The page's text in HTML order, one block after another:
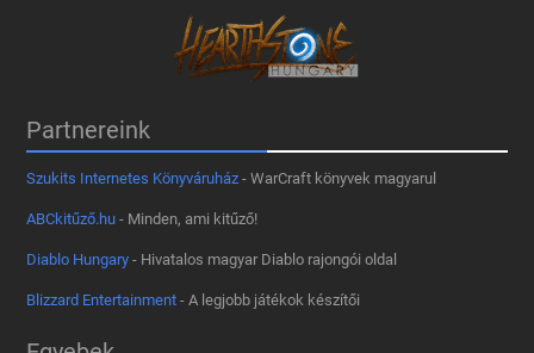
Partnereink
Szukits Internetes Könyváruház - WarCraft könyvek magyarul
ABCkitűző.hu - Minden, ami kitűző!
Diablo Hungary - Hivatalos magyar Diablo rajongói oldal
Blizzard Entertainment - A legjobb játékok készítői